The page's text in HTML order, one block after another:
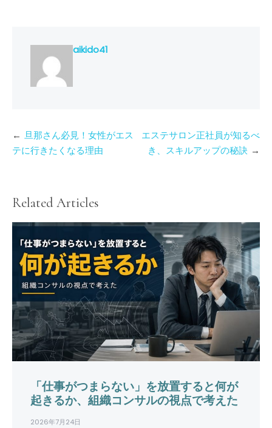
aikido41
投
稿
ゲ
ョ
ン
旦那さん必見！女性がエス
テに行きたくなる理由
エステサロン正社員が知るべ
き、スキルアップの秘訣
Related Articles
「仕事がつまらない」を放置すると何が
起きるか、組織コンサルの視点で考えた
2026年7月24日